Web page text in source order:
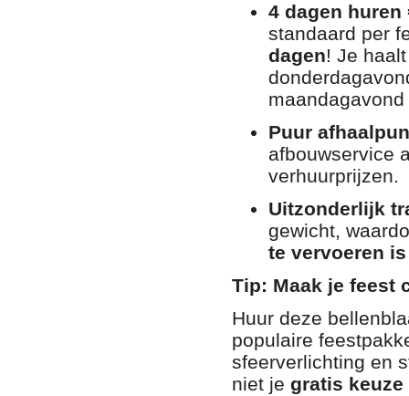
4 dagen huren
standaard per
dagen! Je
Puur
afbouwservice
verhuurprijzen.
Uitzonderlijk
gewicht,
te vervoeren
Tip: Maak je feest
Huur deze
populaire
sfeerverlichting en
niet je gratis keuze